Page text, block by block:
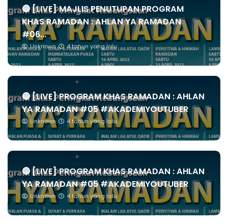
🔴 [LIVE] MAJLIS PENUTUPAN PROGRAM
KHAS RAMADAN : AHLAN YA RAMADAN
#06...
Unknown 4 tahun yang lalu
🔴 [LIVE] PROGRAM KHAS RAMADAN : AHLAN
YA RAMADAN #05 #AKADEMIYOUTUBER
Unknown 4 tahun yang lalu
🔴 [LIVE] PROGRAM KHAS RAMADAN : AHLAN
YA RAMADAN #05 #AKADEMIYOUTUBER
Unknown 4 tahun yang lalu